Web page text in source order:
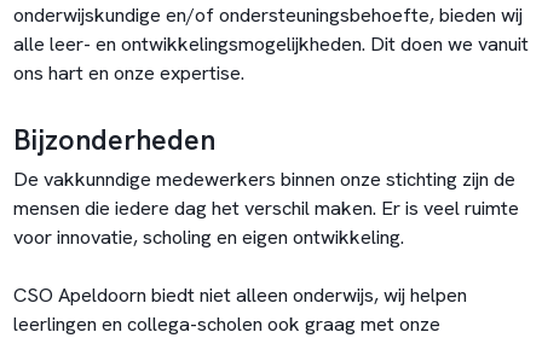
onderwijskundige en/of ondersteuningsbehoefte, bieden wij
alle leer- en ontwikkelingsmogelijkheden. Dit doen we vanuit
ons hart en onze expertise.
Bijzonderheden
De vakkunndige medewerkers binnen onze stichting zijn de
mensen die iedere dag het verschil maken. Er is veel ruimte
voor innovatie, scholing en eigen ontwikkeling.
CSO Apeldoorn biedt niet alleen onderwijs, wij helpen
leerlingen en collega-scholen ook graag met onze